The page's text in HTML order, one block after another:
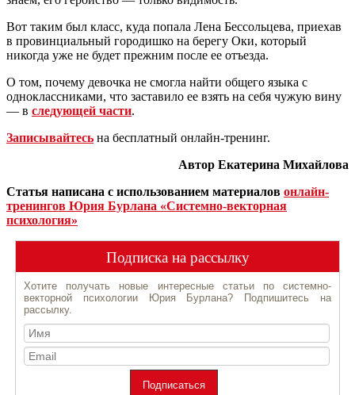
Вот таким был класс, куда попала Лена Бессольцева, приехав
в провинциальный городишко на берегу Оки, который
никогда уже не будет прежним после ее отъезда.
О том, почему девочка не смогла найти общего языка с
одноклассниками, что заставило ее взять на себя чужую вину
— в следующей части.
Записывайтесь на бесплатный онлайн-тренинг.
Автор Екатерина Михайлова
Статья написана с использованием материалов онлайн-
тренингов Юрия Бурлана «Системно-векторная
психология»